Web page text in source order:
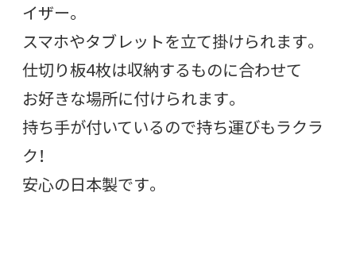
イザー。
スマホやタブレットを立て掛けられます。
仕切り板4枚は収納するものに合わせて
お好きな場所に付けられます。
持ち手が付いているので持ち運びもラクラ
ク！
安心の日本製です。